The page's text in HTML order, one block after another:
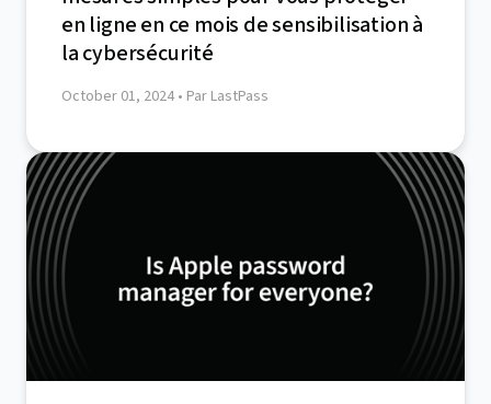
en ligne en ce mois de sensibilisation à
la cybersécurité
October 01, 2024 • Par LastPass